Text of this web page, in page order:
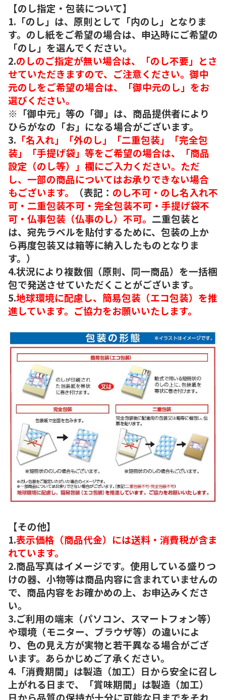
【のし指定・包装について】
1.「のし」は、原則として「内のし」となりま
す。のし紙をご希望の場合は、申込時にご希望の
「のし」を選んでください。
2.のしのご指定が無い場合は、「のし不要」とさ
せていただきますので、ご注意ください。御中
元のしをご希望の場合は、「御中元のし」をお
選びください。
※「御中元」等の「御」は、商品提供者により
ひらがなの「お」になる場合がございます。
3. 「名入れ」「外のし」「二重包装」「完全包
装」「手提げ袋」等をご希望の場合は、「商品
設定（のし等）」欄にご入力ください。ただ
し、一部の商品についてはお承りできない場合
もございます。
（表記： のし不可・のし名入れ不
可・二重包装不可・完全包装不可・手提げ袋不
可・仏事包装（仏事のし）不可。 二重包装と
は、宛先ラベルを貼付するために、包装の上か
ら再度包装又は箱等に納入したものとなりま
す。）
4.状況により複数個（原則、同一商品）を一括梱
包で発送させていただくことがございます。
5.地球環境に配慮し、簡易包装（エコ包装）を推
進しています。ご協力をお願いいたします。
【その他】
1.表示価格（商品代金）には送料・消費税が含ま
れています。
2.商品写真はイメージです。使用している盛りつ
けの器、小物等は商品内容に含まれていませんの
で、商品内容をお確かめの上、お申込みくださ
い。
3.ご利用の端末（パソコン、スマートフォン等）
や環境（モニター、ブラウザ等）の違いによ
り、色の見え方が実物と若干異なる場合がござ
います。あらかじめご了承ください。
4.「消費期間」は製造（加工）日から安全に召し
上がれる日まで、「賞味期間」は製造（加工）